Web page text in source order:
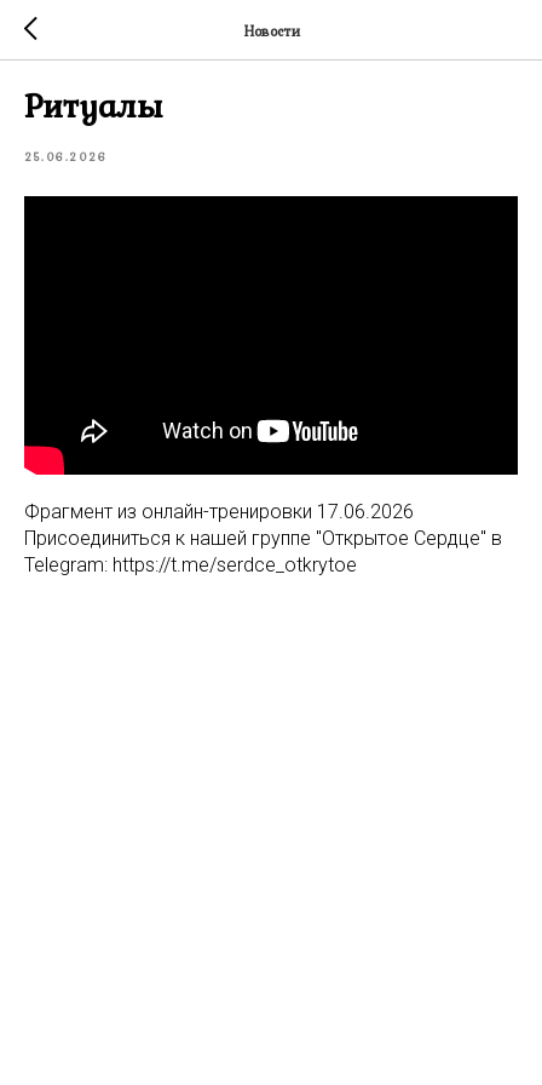
Новости
Ритуалы
25.06.2026
Фрагмент из онлайн-тренировки 17.06.2026
Присоединиться к нашей группе "Открытое Сердце" в
Telegram: https://t.me/serdce_otkrytoe